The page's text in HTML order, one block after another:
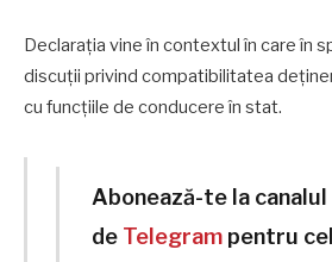
Declarația vine în contextul în care în
discuții privind compatibilitatea
cu funcțiile de conducere în stat.
Abonează-te la
de Telegram pentru